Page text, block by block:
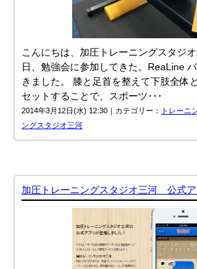
こんにちは、加圧トレーニングスタジ
日、勉強会に参加してきた。ReaLine
きました。 膝と足首を整えて下肢全体
セットすることで、スポーツ･･･
2014年3月12日(水) 12:30｜カテゴリー： トレーニ
ングスタジオ三河
加圧トレーニングスタジオ三河 公式ア